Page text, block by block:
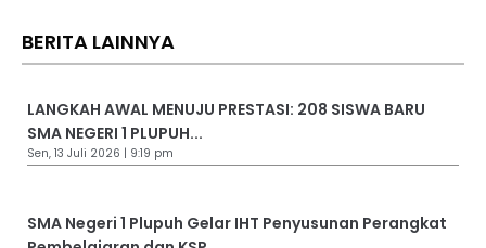
BERITA LAINNYA
LANGKAH AWAL MENUJU PRESTASI: 208 SISWA BARU
SMA NEGERI 1 PLUPUH...
Sen, 13 Juli 2026 | 9:19 pm
SMA Negeri 1 Plupuh Gelar IHT Penyusunan Perangkat